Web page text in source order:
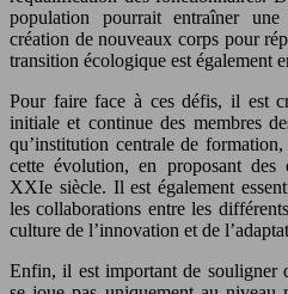
population pourrait entraîner
création de nouveaux corps pour
transition écologique est également
Pour faire face à ces défis, il est
initiale et continue des membres
qu’institution centrale de
cette évolution, en proposant des
XXIe siècle. Il est également
les collaborations entre les
culture de l’innovation et de
Enfin, il est important de souligner